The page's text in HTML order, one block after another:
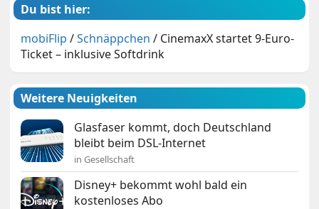
Du bist hier:
mobiFlip /Schnäppchen / CinemaxX startet 9-Euro-
Ticket – inklusive Softdrink
Weitere Neuigkeiten
Glasfaser kommt, doch Deutschland
bleibt beim DSL-Internet
in Gesellschaft
Disney+ bekommt wohl bald ein
kostenloses Abo